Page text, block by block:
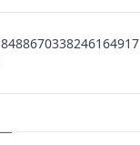
8488670338246164917